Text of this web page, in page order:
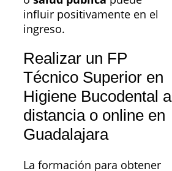
influir positivamente en el
ingreso.
Realizar un FP
Técnico Superior en
Higiene Bucodental a
distancia o online en
Guadalajara
La formación para obtener